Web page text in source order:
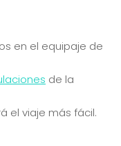
en el equipaje de
de la
el viaje más fácil.